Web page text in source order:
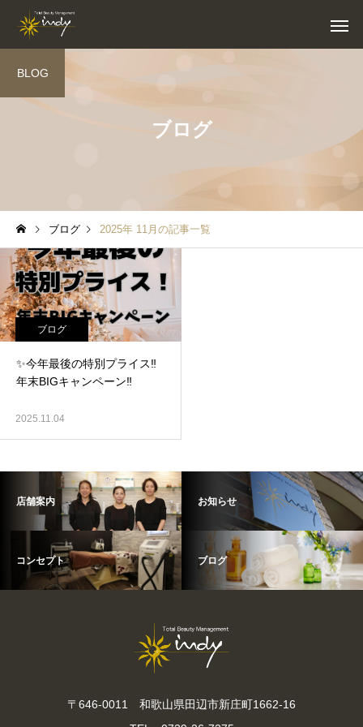
ブログ
BLOG
ブログ 2025年 11月の記事一覧
ブログ
✨今年最後の特別プライス‼️
年末BIGキャンペーン‼️
2025.11.04
店舗案内 お知らせ
コンセプト ブログ
〒646-0011 和歌山県田辺市新庄町1662-16